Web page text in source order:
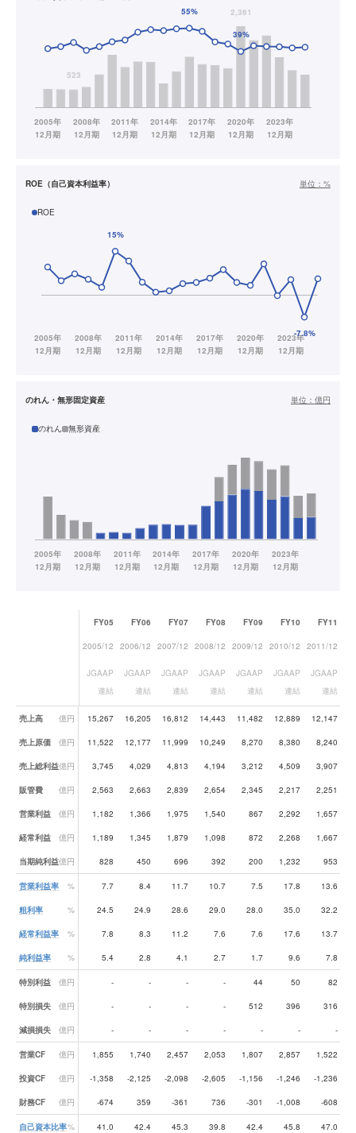
ROE（自己資本利益率） 単位： %
ROE
のれん・無形固定資産 単位： 億円
のれん 無形資産
業績データ一覧
FY05 FY06 FY07 FY08 FY09 FY10 FY11
2005/12 2006/12 2007/12 2008/12 2009/12 2010/12 2011/12
JGAAP
連結
JGAAP
連結
JGAAP
連結
JGAAP
連結
JGAAP
連結
JGAAP
連結
JGAAP
連結
売上高 億円 15,267 16,205 16,812 14,443 11,482 12,889 12,147
売上原価 億円 11,522 12,177 11,999 10,249 8,270 8,380 8,240
売上総利益億円 3,745 4,029 4,813 4,194 3,212 4,509 3,907
販管費 億円 2,563 2,663 2,839 2,654 2,345 2,217 2,251
営業利益 億円 1,182 1,366 1,975 1,540 867 2,292 1,657
経常利益 億円 1,189 1,345 1,879 1,098 872 2,268 1,667
当期純利益億円 828 450 696 392 200 1,232 953
営業利益率 % 7.7 8.4 11.7 10.7 7.5 17.8 13.6
粗利率 % 24.5 24.9 28.6 29.0 28.0 35.0 32.2
経常利益率 % 7.8 8.3 11.2 7.6 7.6 17.6 13.7
純利益率 % 5.4 2.8 4.1 2.7 1.7 9.6 7.8
特別利益 億円 - - - - 44 50 82
特別損失 億円 - - - - 512 396 316
減損損失 億円 - - - - - - -
営業CF 億円 1,855 1,740 2,457 2,053 1,807 2,857 1,522
投資CF 億円 -1,358 -2,125 -2,098 -2,605 -1,156 -1,246 -1,236
財務CF 億円 -674 359 -361 736 -301 -1,008 -608
自己資本比率% 41.0 42.4 45.3 39.8 42.4 45.8 47.0